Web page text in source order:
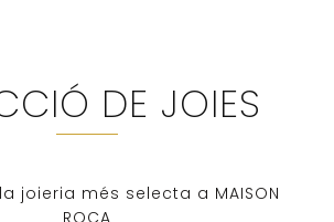
DE JOIES
joieria més selecta a MAISON
ROCA